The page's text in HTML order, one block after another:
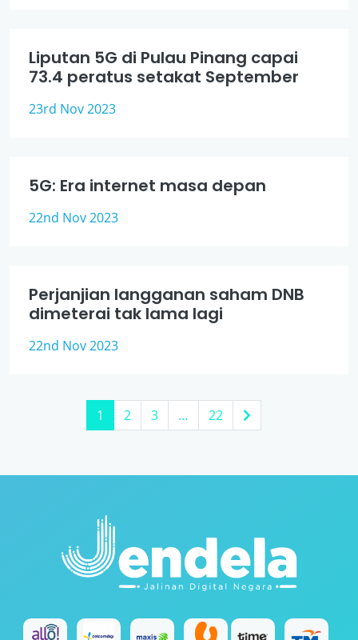
Liputan 5G di Pulau Pinang capai
73.4 peratus setakat September
23rd Nov 2023
5G: Era internet masa depan
22nd Nov 2023
Perjanjian langganan saham DNB
dimeterai tak lama lagi
22nd Nov 2023
1 2 3 … 22